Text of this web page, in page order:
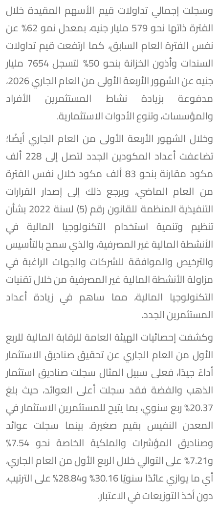
وسجلت إجمالي تداولات قيم الأسهم المقيدة خلال
الفترة ذاتها نحو 579 مليار جنيه، بمعدل نمو 62% عن
نفس الفترة العام السابق، كما ارتفعت قيم تداولات
السندات وأذون الخزانة بنحو 50% لتسجل 7654 مليار
جنيه عن الشهور الأربعة الأولى من العام الجاري 2026،
مدفوعة بزيادة نشاط المستثمرين الأفراد
والمؤسسات، وتنوع الأدوات الاستثمارية.
وخلال الشهور الأربعة الأولى من العام الجاري أيضًا؛
تضاعفت أعداد المكودين الجدد لتصل إلى 228 ألف
مكود مقارنة بنحو 83 ألف مكود خلال نفس الفترة
من العام الماضي، ويرجع ذلك إلى إصدار القرارات
التنفيذية المنظمة للقانون رقم (5) لسنة 2022 بشأن
تنظيم وتنمية استخدام التكنولوجيا المالية في
الأنشطة المالية غير المصرفية، والذي سمح بالتأسيس
والترخيص والموافقة للشركات والجهات الراغبة في
مزاولة الأنشطة المالية غير المصرفية من خلال تقنيات
التكنولوجيا المالية، مما ساهم في زيادة أعداد
المستثمرين الجدد.
وكشفت إحصائيات الهيئة العامة للرقابة المالية للربع
الأول من العام الجاري عن تحقيق صناديق الاستثمار
أداءً جيدًا، فعلى سبيل المثال سجلت صناديق استثمار
الذهب والفضة فقد سجلت أعلى العوائد، حيث بلغ
20.37% ربع سنوي، بما يتيح للمستثمرين الاستثمار في
المعدن النفيس بقيم صغيرة. بينما سجلت عوائد
وصناديق المؤشرات والملكية الخاصة نحو 7.54%
و7.21% على التوالي خلال الربع الأول من العام الجاري،
أي ما يوازي عائدًا سنويًا 30.16% و28.84% على الترتيب،
دون أخذ التوزيعات في الاعتبار.